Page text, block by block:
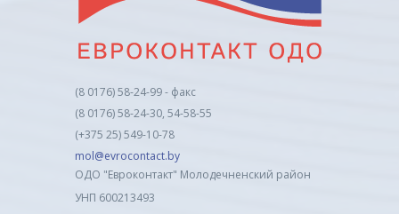
(8 0176) 58-24-99 - факс
(8 0176) 58-24-30, 54-58-55
(+375 25) 549-10-78
mol@evrocontact.by
ОДО "Евроконтакт" Молодечненский район
УНП 600213493